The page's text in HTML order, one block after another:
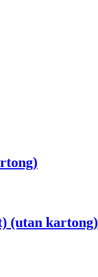
(utan kartong)